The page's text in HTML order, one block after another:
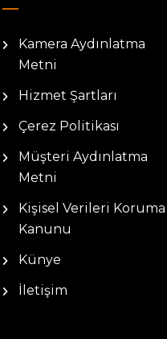
Kamera Aydınlatma
Metni
Hizmet Şartları
Çerez Politikası
Müşteri Aydınlatma
Metni
Kişisel Verileri Koruma
Kanunu
Künye
İletişim